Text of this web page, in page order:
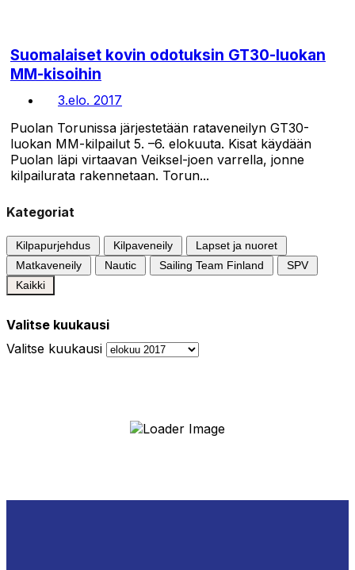
Suomalaiset kovin odotuksin GT30-luokan
MM-kisoihin
3.elo. 2017
Puolan Torunissa järjestetään rataveneilyn GT30-
luokan MM-kilpailut 5. –6. elokuuta. Kisat käydään
Puolan läpi virtaavan Veiksel-joen varrella, jonne
kilpailurata rakennetaan. Torun...
Kategoriat
Kilpapurjehdus Kilpaveneily
Lapset ja nuoret
Matkaveneily
Nautic Sailing Team Finland
SPV
Kaikki
Valitse kuukausi
Valitse kuukausi